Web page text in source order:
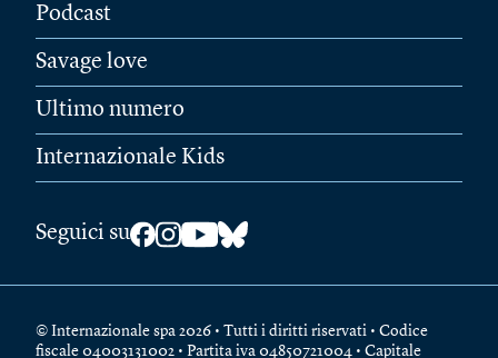
Podcast
Savage love
Ultimo numero
Internazionale Kids
Seguici su
© Internazionale spa 2026 • Tutti i diritti riservati • Codice
fiscale 04003131002 • Partita iva 04850721004 • Capitale